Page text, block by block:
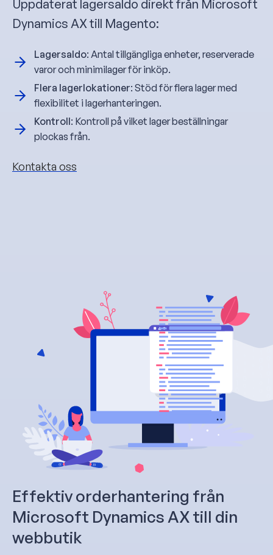
Uppdaterat lagersaldo direkt från Microsoft
Dynamics AX till Magento:
Lagersaldo: Antal tillgängliga enheter, reserverade
varor och minimilager för inköp.
Flera lagerlokationer: Stöd för flera lager med
flexibilitet i lagerhanteringen.
Kontroll: Kontroll på vilket lager beställningar
plockas från.
Kontakta oss
Effektiv orderhantering från
Microsoft Dynamics AX till din
webbutik